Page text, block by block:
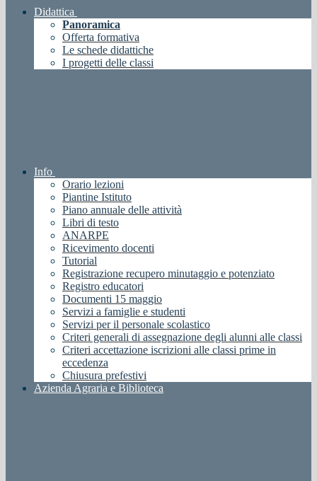
Didattica
Panoramica
Offerta formativa
Le schede didattiche
I progetti delle classi
Info
Orario lezioni
Piantine Istituto
Piano annuale delle attività
Libri di testo
ANARPE
Ricevimento docenti
Tutorial
Registrazione recupero minutaggio e potenziato
Registro educatori
Documenti 15 maggio
Servizi a famiglie e studenti
Servizi per il personale scolastico
Criteri generali di assegnazione degli alunni alle classi
Criteri accettazione iscrizioni alle classi prime in
eccedenza
Chiusura prefestivi
Azienda Agraria e Biblioteca